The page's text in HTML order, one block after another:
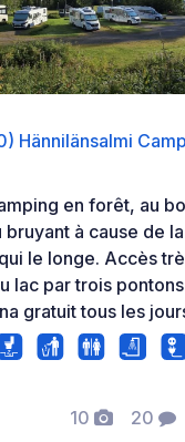
Hännilänsalmi
en forêt, au
bruyant à cause de
le longe. Accès
lac par trois
gratuit tous les
10
Photos
20